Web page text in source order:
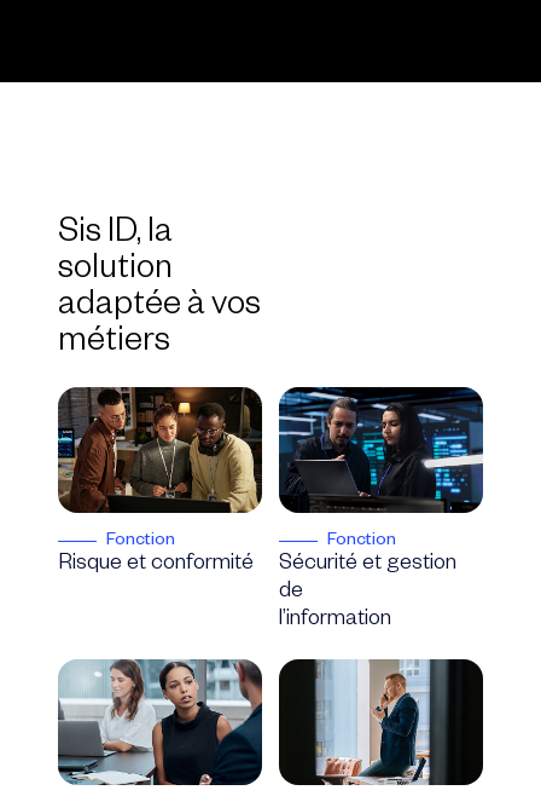
Sis ID, la
solution
adaptée à vos
métiers
Fonction
Risque et conformité
Fonction
Sécurité et gestion
de
l’information